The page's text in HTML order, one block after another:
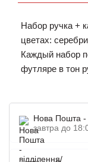
Набор ручка +
цветах:
Каждый набор
футляре в тон
долговечный
работников
Нова Пошта -
завтра до